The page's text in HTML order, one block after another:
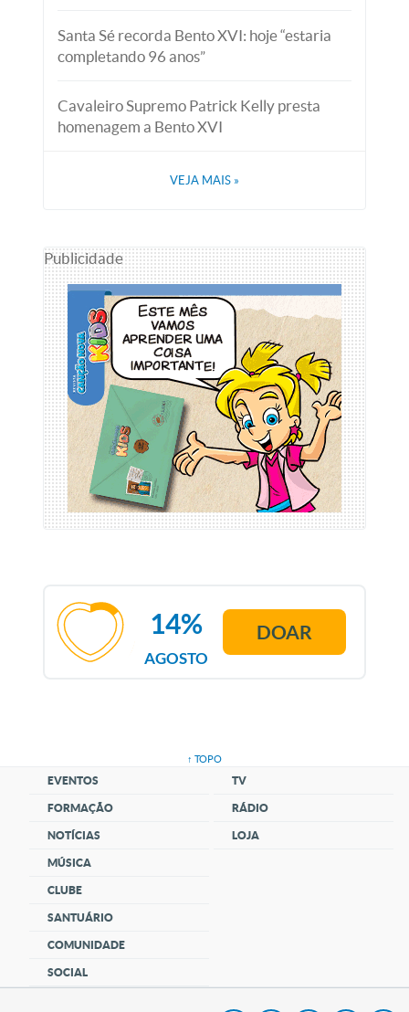
Santa Sé recorda Bento XVI: hoje “estaria
completando 96 anos”
Cavaleiro Supremo Patrick Kelly presta
homenagem a Bento XVI
VEJA MAIS »
Publicidade
AGOSTO
14% DOAR
↑ TOPO
EVENTOS
FORMAÇÃO
NOTÍCIAS
MÚSICA
CLUBE
SANTUÁRIO
COMUNIDADE
SOCIAL
TV
RÁDIO
LOJA